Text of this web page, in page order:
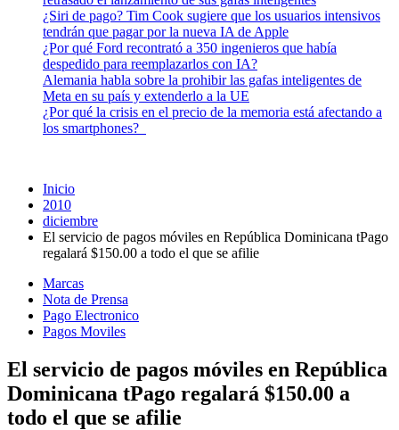
¿Siri de pago? Tim Cook sugiere que los usuarios intensivos
tendrán que pagar por la nueva IA de Apple
¿Por qué Ford recontrató a 350 ingenieros que había
despedido para reemplazarlos con IA?
Alemania habla sobre la prohibir las gafas inteligentes de
Meta en su país y extenderlo a la UE
¿Por qué la crisis en el precio de la memoria está afectando a
los smartphones?
Inicio
2010
diciembre
El servicio de pagos móviles en República Dominicana tPago
regalará $150.00 a todo el que se afilie
Marcas
Nota de Prensa
Pago Electronico
Pagos Moviles
El servicio de pagos móviles en República
Dominicana tPago regalará $150.00 a
todo el que se afilie